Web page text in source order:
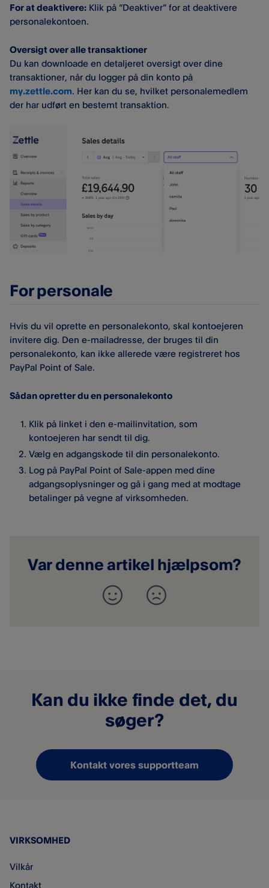
For at deaktivere: Klik på “Deaktiver” for at deaktivere
personalekontoen.
Oversigt over alle transaktioner
Du kan downloade en detaljeret oversigt over dine
transaktioner, når du logger på din konto på
my.zettle.com. Her kan du se, hvilket personalemedlem
der har udført en bestemt transaktion.
For personale
Hvis du vil oprette en personalekonto, skal kontoejeren
invitere dig. Den e-mailadresse, der bruges til din
personalekonto, kan ikke allerede være registreret hos
PayPal Point of Sale.
Sådan opretter du en personalekonto
Klik på linket i den e-mailinvitation, som
kontoejeren har sendt til dig.
Vælg en adgangskode til din personalekonto.
Log på PayPal Point of Sale-appen med dine
adgangsoplysninger og gå i gang med at modtage
betalinger på vegne af virksomheden.
Var denne artikel hjælpsom?
Kan du ikke finde det, du
søger?
Kontakt vores supportteam
VIRKSOMHED
Vilkår
Kontakt